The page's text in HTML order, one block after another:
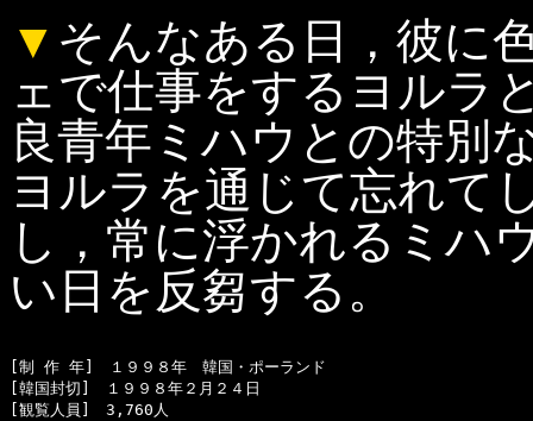
▼ そんなある日，彼に
ェで仕事をするヨルラ
良青年ミハウとの特別
ヨルラを通じて忘れて
し，常に浮かれるミハ
い日を反芻する。
[制 作 年]　１９９８年　韓国・ポーランド
[韓国封切]　１９９８年２月２４日
[観覧人員]　3,760人